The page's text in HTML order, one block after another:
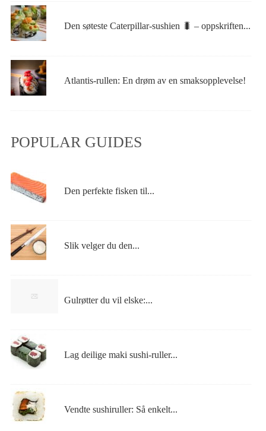
Den søteste Caterpillar-sushien 🐛 – oppskriften...
Atlantis-rullen: En drøm av en smaksopplevelse!
POPULAR GUIDES
Den perfekte fisken til...
Slik velger du den...
Gulrøtter du vil elske:...
Lag deilige maki sushi-ruller...
Vendte sushiruller: Så enkelt...